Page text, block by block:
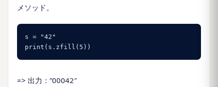
メソッド。
s = "42"
print(s.zfill(5))
=> 出力：”00042″